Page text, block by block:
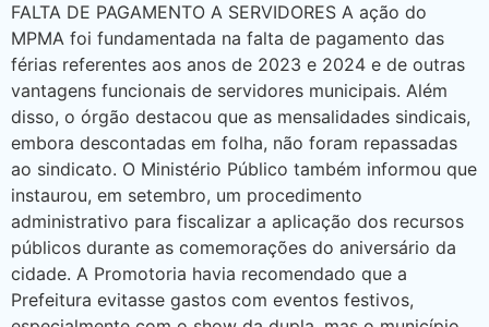
FALTA DE PAGAMENTO A SERVIDORES A ação do
MPMA foi fundamentada na falta de pagamento das
férias referentes aos anos de 2023 e 2024 e de outras
vantagens funcionais de servidores municipais. Além
disso, o órgão destacou que as mensalidades sindicais,
embora descontadas em folha, não foram repassadas
ao sindicato. O Ministério Público também informou que
instaurou, em setembro, um procedimento
administrativo para fiscalizar a aplicação dos recursos
públicos durante as comemorações do aniversário da
cidade. A Promotoria havia recomendado que a
Prefeitura evitasse gastos com eventos festivos,